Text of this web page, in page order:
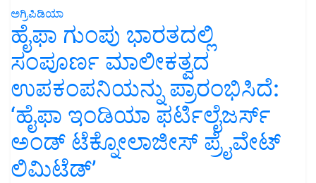
ಅಗ್ರಿಪಿಡಿಯಾ
ಹೈಫಾ ಗುಂಪು ಭಾರತದಲ್ಲಿ
ಸಂಪೂರ್ಣ ಮಾಲೀಕತ್ವದ
ಉಪಕಂಪನಿಯನ್ನು ಪ್ರಾರಂಭಿಸಿದೆ:
‘ಹೈಫಾ ಇಂಡಿಯಾ ಫರ್ಟಿಲೈಜರ್ಸ್
ಅಂಡ್ ಟೆಕ್ನೋಲಾಜೀಸ್ ಪ್ರೈವೇಟ್
ಲಿಮಿಟೆಡ್’